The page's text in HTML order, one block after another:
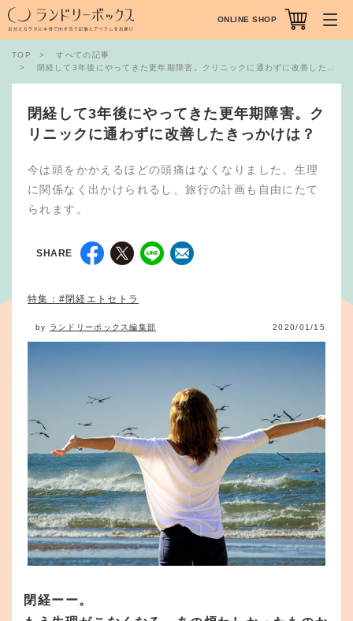
TOP
すべての記事
閉経して3年後にやってきた更年期障害。クリニックに通わずに改善したきっかけは？
閉経して3年後にやってきた更年期障害。ク
リニックに通わずに改善したきっかけは？
今は頭をかかえるほどの頭痛はなくなりました。生理
に関係なく出かけられるし、旅行の計画も自由にたて
られます。
SHARE
特集：#閉経エトセトラ
by ランドリーボックス編集部 2020/01/15
閉経ーー。
ONLINE SHOP